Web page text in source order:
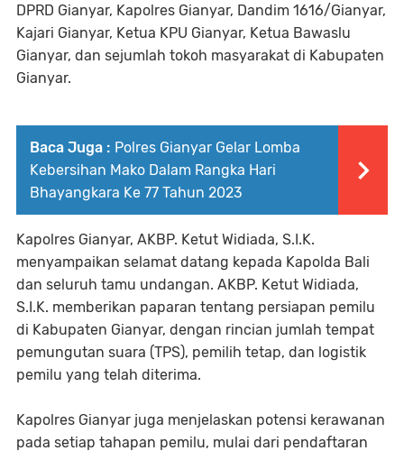
DPRD Gianyar, Kapolres Gianyar, Dandim 1616/Gianyar,
Kajari Gianyar, Ketua KPU Gianyar, Ketua Bawaslu
Gianyar, dan sejumlah tokoh masyarakat di Kabupaten
Gianyar.
Baca Juga : Polres Gianyar Gelar Lomba
Kebersihan Mako Dalam Rangka Hari
Bhayangkara Ke 77 Tahun 2023
Kapolres Gianyar, AKBP. Ketut Widiada, S.I.K.
menyampaikan selamat datang kepada Kapolda Bali
dan seluruh tamu undangan. AKBP. Ketut Widiada,
S.I.K. memberikan paparan tentang persiapan pemilu
di Kabupaten Gianyar, dengan rincian jumlah tempat
pemungutan suara (TPS), pemilih tetap, dan logistik
pemilu yang telah diterima.
Kapolres Gianyar juga menjelaskan potensi kerawanan
pada setiap tahapan pemilu, mulai dari pendaftaran